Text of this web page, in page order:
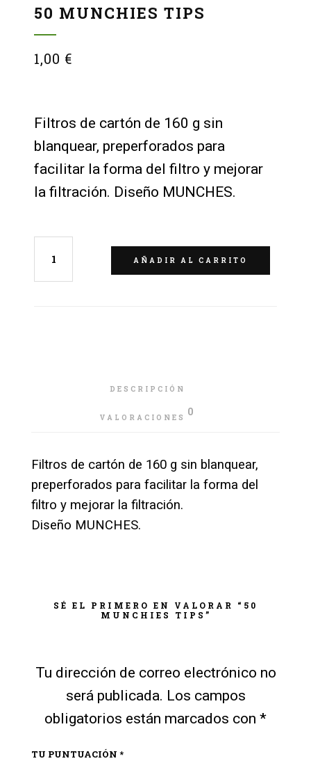
50 MUNCHIES TIPS
1,00 €
Filtros de cartón de 160 g sin
blanquear, preperforados para
facilitar la forma del filtro y mejorar
la filtración. Diseño MUNCHES.
AÑADIR AL CARRITO
DESCRIPCIÓN
VALORACIONES 0
Filtros de cartón de 160 g sin blanquear,
preperforados para facilitar la forma del
filtro y mejorar la filtración.
Diseño MUNCHES.
SÉ EL PRIMERO EN VALORAR “50
MUNCHIES TIPS”
Tu dirección de correo electrónico no
será publicada. Los campos
obligatorios están marcados con *
TU PUNTUACIÓN *